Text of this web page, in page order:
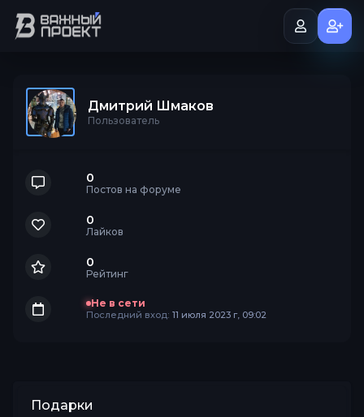
Дмитрий Шмаков
Пользователь
0
Постов на форуме
0
Лайков
0
Рейтинг
Не в сети
Последний вход: 11 июля 2023 г, 09:02
Подарки